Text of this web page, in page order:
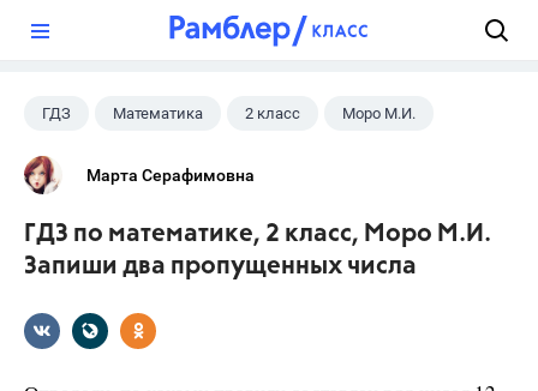
ГДЗ Математика 2 класс Моро М.И.
Марта Серафимовна
ГДЗ по математике, 2 класс, Моро М.И.
Запиши два пропущенных числа